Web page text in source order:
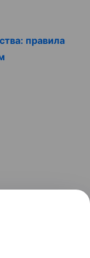
правила